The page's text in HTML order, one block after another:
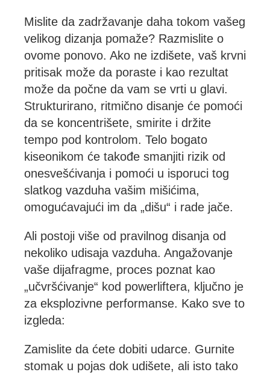
Mislite da zadržavanje daha tokom vašeg
velikog dizanja pomaže? Razmislite o
ovome ponovo. Ako ne izdišete, vaš krvni
pritisak može da poraste i kao rezultat
može da počne da vam se vrti u glavi.
Strukturirano, ritmično disanje će pomoći
da se koncentrišete, smirite i držite
tempo pod kontrolom. Telo bogato
kiseonikom će takođe smanjiti rizik od
onesvešćivanja i pomoći u isporuci tog
slatkog vazduha vašim mišićima,
omogućavajući im da „dišu“ i rade jače.
Ali postoji više od pravilnog disanja od
nekoliko udisaja vazduha. Angažovanje
vaše dijafragme, proces poznat kao
„učvršćivanje“ kod powerliftera, ključno je
za eksplozivne performanse. Kako sve to
izgleda:
Zamislite da ćete dobiti udarce. Gurnite
stomak u pojas dok udišete, ali isto tako